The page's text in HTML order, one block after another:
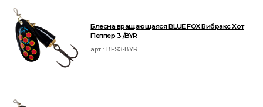
Блесна вращающаяся BLUE FOX Вибракс Хот
Пеппер 3 /BYR
арт.: BFS3-BYR